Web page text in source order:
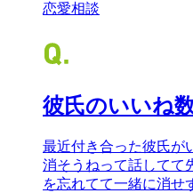
恋愛相談
彼氏のいいね
最近付き合った彼氏が
消そうねって話してて
を忘れてて一緒に消せ